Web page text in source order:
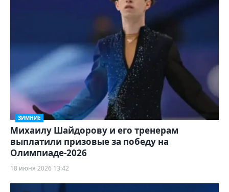
ЗИМНИЕ
Михаилу Шайдорову и его тренерам
выплатили призовые за победу на
Олимпиаде-2026
18 июня 2026 13:42